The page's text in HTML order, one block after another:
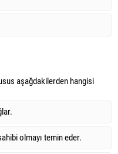
aşağdakilerden hangisi
olmayı temin eder.